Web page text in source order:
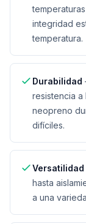
integridad
temperatura.
Durabilidad
resistencia
neopreno
difíciles.
hasta
a una